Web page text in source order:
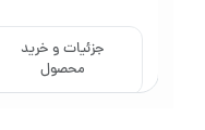
جزئیات و خرید
محصول